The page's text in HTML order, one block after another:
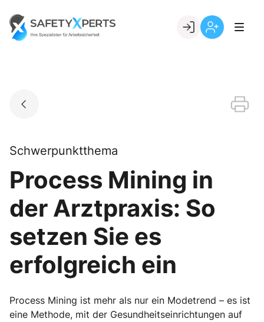
content
Go to landing page.
Schwerpunktthema
Process Mining in
der Arztpraxis: So
setzen Sie es
erfolgreich ein
Process Mining ist mehr als nur ein Modetrend – es ist
eine Methode, mit der Gesundheitseinrichtungen auf